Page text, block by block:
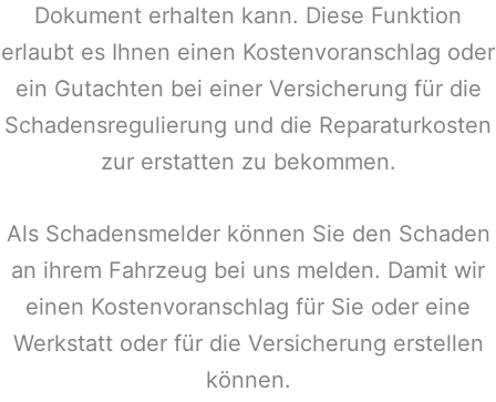
Dokument erhalten kann. Diese Funktion
erlaubt es Ihnen einen Kostenvoranschlag oder
ein Gutachten bei einer Versicherung für die
Schadensregulierung und die Reparaturkosten
zur erstatten zu bekommen.
Als Schadensmelder können Sie den Schaden
an ihrem Fahrzeug bei uns melden. Damit wir
einen Kostenvoranschlag für Sie oder eine
Werkstatt oder für die Versicherung erstellen
können.